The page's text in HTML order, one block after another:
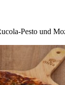
Pesto und